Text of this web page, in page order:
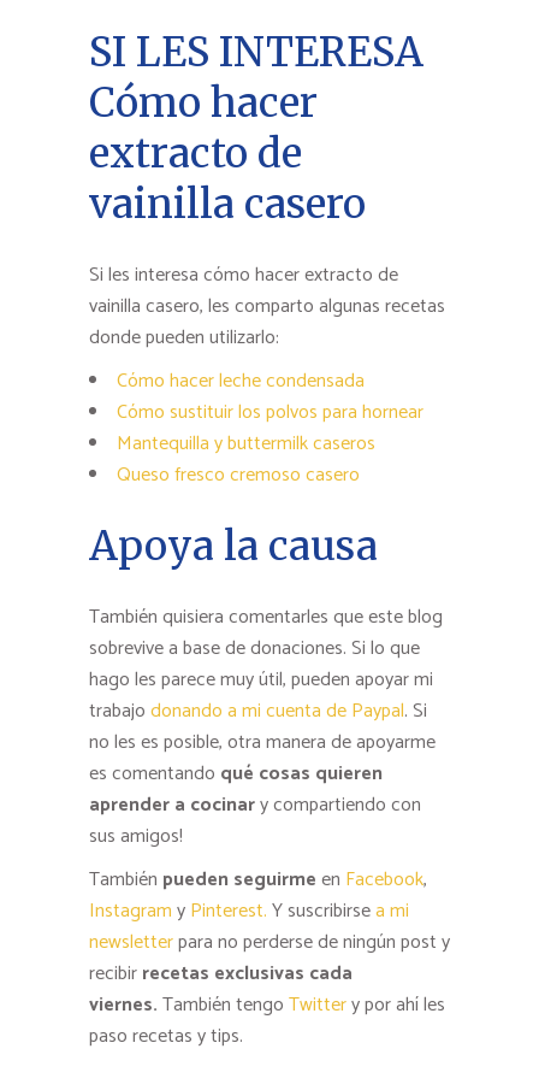
SI LES INTERESA
Cómo hacer
extracto de
vainilla casero
Si les interesa cómo hacer extracto de
vainilla casero, les comparto algunas recetas
donde pueden utilizarlo:
Cómo hacer leche condensada
Cómo sustituir los polvos para hornear
Mantequilla y buttermilk caseros
Queso fresco cremoso casero
Apoya la causa
También quisiera comentarles que este blog
sobrevive a base de donaciones. Si lo que
hago les parece muy útil, pueden apoyar mi
trabajodonando a mi cuenta de Paypal. Si
no les es posible, otra manera de apoyarme
es comentando qué cosas quieren
aprender a cocinary compartiendo con
sus amigos!
También pueden seguirmeen Facebook,
InstagramyPinterest.Y suscribirsea mi
newsletterpara no perderse de ningún post y
recibirrecetas exclusivas cada
viernes.También tengoTwittery por ahí les
paso recetas y tips.